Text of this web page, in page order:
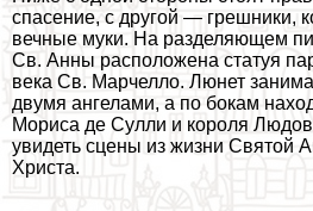
спасение, с другой — грешники,
вечные муки. На разделяющем
Св. Анны расположена статуя
века Св. Марчелло. Люнет
двумя ангелами, а по бокам
Мориса де Сулли и короля
увидеть сцены из жизни Святой
Христа.